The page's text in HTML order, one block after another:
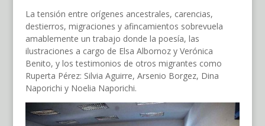
La tensión entre orígenes ancestrales, carencias,
destierros, migraciones y afincamientos sobrevuela
amablemente un trabajo donde la poesía, las
ilustraciones a cargo de Elsa Albornoz y Verónica
Benito, y los testimonios de otros migrantes como
Ruperta Pérez: Silvia Aguirre, Arsenio Borgez, Dina
Naporichi y Noelia Naporichi.